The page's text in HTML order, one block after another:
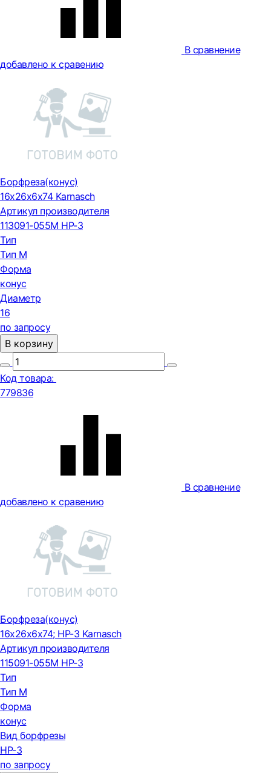
В сравнение
добавлено к сравению
Борфреза(конус)
16х26х6х74 Karnasch
Артикул производителя
113091-055М HP-3
Тип
Тип М
Форма
конус
Диаметр
16
по запросу
В корзину
Код товара:
779836
В сравнение
добавлено к сравению
Борфреза(конус)
16x26x6x74; HP-3 Karnasch
Артикул производителя
115091-055M HP-3
Тип
Тип М
Форма
конус
Вид борфрезы
HP-3
по запросу